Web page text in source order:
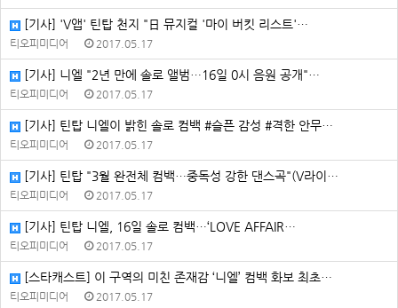
[기사] 'V앱' 틴탑 천지 "日 뮤지컬 '마이 버킷 리스트'…
티오피미디어 2017.05.17
[기사] 니엘 "2년 만에 솔로 앨범…16일 0시 음원 공개"…
티오피미디어 2017.05.17
[기사] 틴탑 니엘이 밝힌 솔로 컴백 #슬픈 감성 #격한 안무…
티오피미디어 2017.05.17
[기사] 틴탑 "3월 완전체 컴백…중독성 강한 댄스곡"(V라이…
티오피미디어 2017.05.17
[기사] 틴탑 니엘, 16일 솔로 컴백…‘LOVE AFFAIR…
티오피미디어 2017.05.17
[스타캐스트] 이 구역의 미친 존재감 ‘니엘’ 컴백 화보 최초…
티오피미디어 2017.05.17